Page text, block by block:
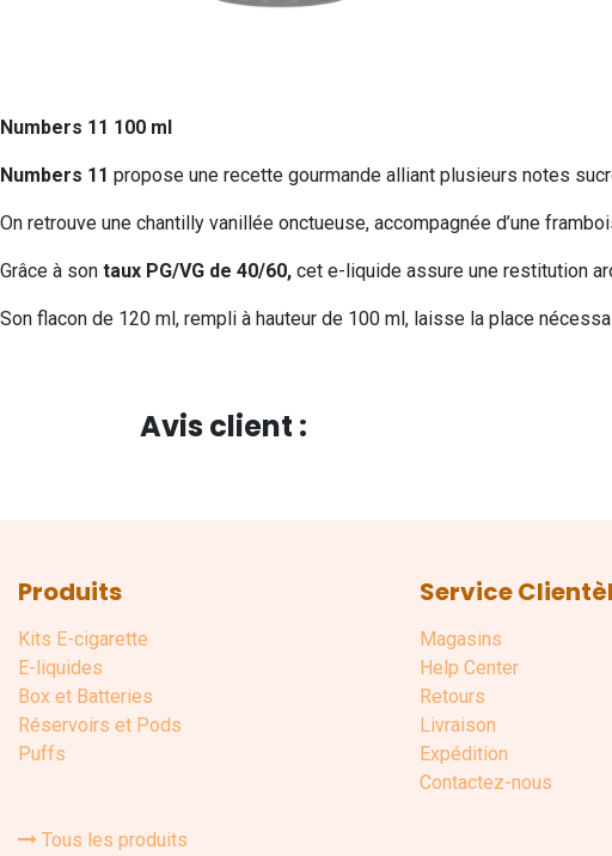
Numbers 11 100 ml
Numbers 11 propose une recette gourmande alliant plusieurs notes
On retrouve une chantilly vanillée onctueuse, accompagnée d’une
Grâce à son taux PG/VG de 40/60, cet e-liquide assure une restitution
Son flacon de 120 ml, rempli à hauteur de 100 ml, laisse la place
Avis client :
Produits
Kits E-cigarette
E-liquides
Box et Batteries
Réservoirs et Pods
Puffs
Tous les produits
Service
Magasins
Help Center
Retours
Livraison
Expédition
Contactez-nous